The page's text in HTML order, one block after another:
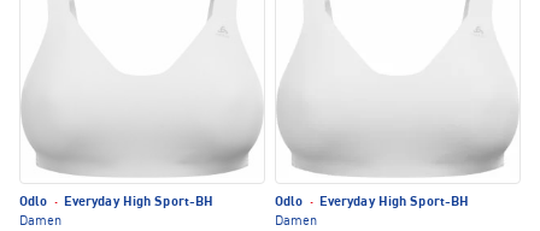
Odlo · Everyday High Sport-BH
Damen
Odlo · Everyday High Sport-BH
Damen